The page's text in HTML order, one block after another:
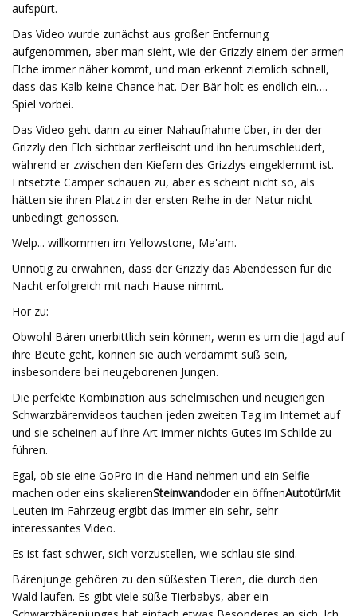
aufspürt.
Das Video wurde zunächst aus großer Entfernung
aufgenommen, aber man sieht, wie der Grizzly einem der armen
Elche immer näher kommt, und man erkennt ziemlich schnell,
dass das Kalb keine Chance hat. Der Bär holt es endlich ein….
Spiel vorbei.
Das Video geht dann zu einer Nahaufnahme über, in der der
Grizzly den Elch sichtbar zerfleischt und ihn herumschleudert,
während er zwischen den Kiefern des Grizzlys eingeklemmt ist.
Entsetzte Camper schauen zu, aber es scheint nicht so, als
hätten sie ihren Platz in der ersten Reihe in der Natur nicht
unbedingt genossen.
Welp... willkommen im Yellowstone, Ma'am.
Unnötig zu erwähnen, dass der Grizzly das Abendessen für die
Nacht erfolgreich mit nach Hause nimmt.
Hör zu:
Obwohl Bären unerbittlich sein können, wenn es um die Jagd auf
ihre Beute geht, können sie auch verdammt süß sein,
insbesondere bei neugeborenen Jungen.
Die perfekte Kombination aus schelmischen und neugierigen
Schwarzbärenvideos tauchen jeden zweiten Tag im Internet auf
und sie scheinen auf ihre Art immer nichts Gutes im Schilde zu
führen.
Egal, ob sie eine GoPro in die Hand nehmen und ein Selfie
machen oder eins skalierenSteinwandoder ein öffnenAutotürMit
Leuten im Fahrzeug ergibt das immer ein sehr, sehr
interessantes Video.
Es ist fast schwer, sich vorzustellen, wie schlau sie sind.
Bärenjunge gehören zu den süßesten Tieren, die durch den
Wald laufen. Es gibt viele süße Tierbabys, aber ein